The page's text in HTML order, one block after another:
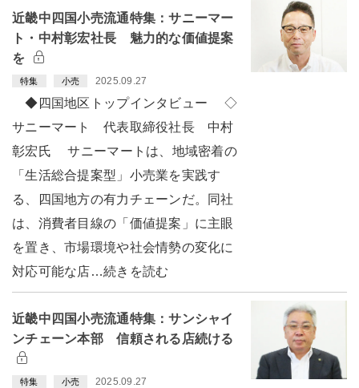
近畿中四国小売流通特集：サニーマー
ト・中村彰宏社長 魅力的な価値提案
を
特集 小売 2025.09.27
◆四国地区トップインタビュー ◇
サニーマート 代表取締役社長 中村
彰宏氏 サニーマートは、地域密着の
「生活総合提案型」小売業を実践す
る、四国地方の有力チェーンだ。同社
は、消費者目線の「価値提案」に主眼
を置き、市場環境や社会情勢の変化に
対応可能な店…続きを読む
近畿中四国小売流通特集：サンシャイ
ンチェーン本部 信頼される店続ける
特集 小売 2025.09.27